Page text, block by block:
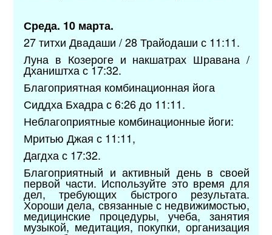
Среда. 10 марта.
27 титхи Двадаши / 28 Трайодаши с 11:11.
Луна в Козероге и накшатрах Шравана /
Дхаништха с 17:32.
Благоприятная комбинационная йога
Сиддха Бхадра с 6:26 до 11:11.
Неблагоприятные комбинационные йоги:
Мритью Джая с 11:11,
Дагдха с 17:32.
Благоприятный и активный день в своей
первой части. Используйте это время для
дел, требующих быстрого результата.
Хороши дела, связанные с недвижимостью,
медицинские процедуры, учеба, занятия
музыкой, медитация, покупки, организация